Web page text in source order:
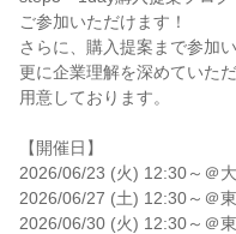
ご参加いただけます！
さらに、購入提案まで参加
更に企業理解を深めていた
用意しております。
【開催日】
2026/06/23 (火) 12:30～＠
2026/06/27 (土) 12:30～＠
2026/06/30 (火) 12:30～＠